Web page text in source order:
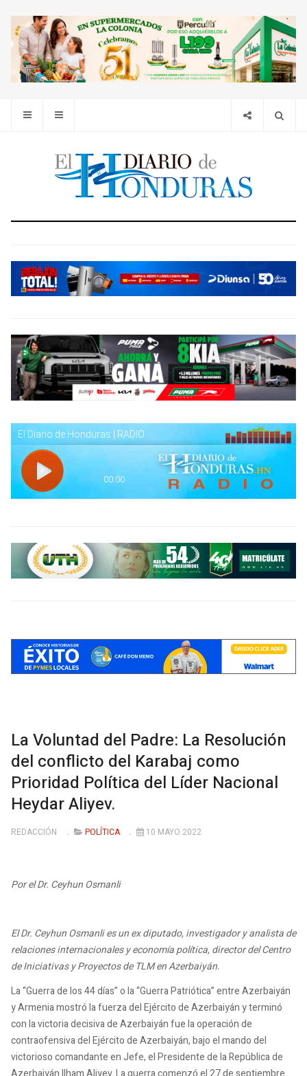
La Voluntad del Padre: La Resolución
del conflicto del Karabaj como
Prioridad Política del Líder Nacional
Heydar Aliyev.
REDACCIÓN POLÍTICA 10 MAYO 2022
Por el Dr. Ceyhun Osmanli
El Dr. Ceyhun Osmanli es un ex diputado, investigador y analista de
relaciones internacionales y economía política, director del Centro
de Iniciativas y Proyectos de TLM en Azerbaiyán.
La “Guerra de los 44 días” o la “Guerra Patriótica” entre Azerbaiyán
y Armenia mostró la fuerza del Ejército de Azerbaiyán y terminó
con la victoria decisiva de Azerbaiyán fue la operación de
contraofensiva del Ejército de Azerbaiyán, bajo el mando del
victorioso comandante en Jefe, el Presidente de la República de